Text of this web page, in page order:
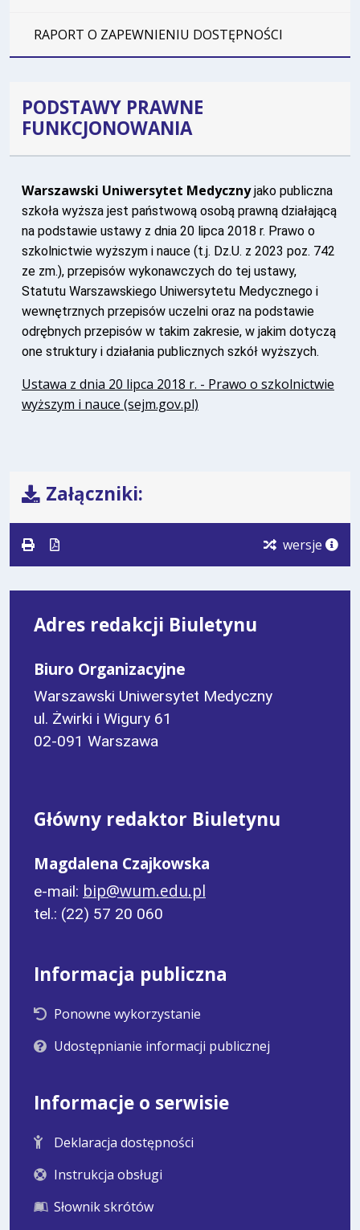
RAPORT O ZAPEWNIENIU DOSTĘPNOŚCI
PODSTAWY PRAWNE
FUNKCJONOWANIA
Warszawski Uniwersytet Medycznyjako publiczna
szkoła wyższa jest państwową osobą prawną działającą
na podstawie ustawy z dnia 20 lipca 2018 r. Prawo o
szkolnictwie wyższym i nauce (t.j. Dz.U. z 2023 poz. 742
ze zm.), przepisów wykonawczych do tej ustawy,
Statutu Warszawskiego Uniwersytetu Medycznego i
wewnętrznych przepisów uczelni oraz na podstawie
odrębnych przepisów w takim zakresie, w jakim dotyczą
one struktury i działania publicznych szkół wyższych.
Ustawa z dnia 20 lipca 2018 r. - Prawo o szkolnictwie
wyższym i nauce (sejm.gov.pl)
Załączniki:
wersje
Adres redakcji Biuletynu
Biuro Organizacyjne
Warszawski Uniwersytet Medyczny
ul. Żwirki i Wigury 61
02-091 Warszawa
Główny redaktor Biuletynu
Magdalena Czajkowska
e-mail: bip@wum.edu.pl
tel.: (22) 57 20 060
Informacja publiczna
Ponowne wykorzystanie
Udostępnianie informacji publicznej
Informacje o serwisie
Deklaracja dostępności
Instrukcja obsługi
Słownik skrótów